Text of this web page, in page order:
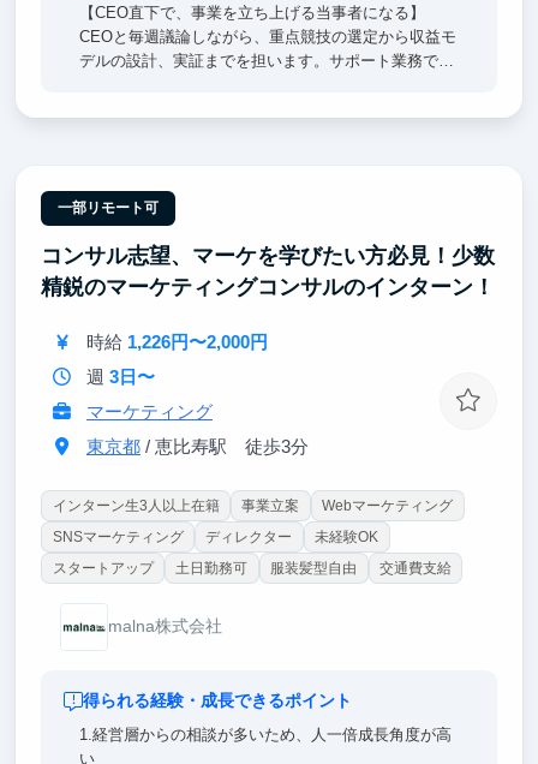
【CEO直下で、事業を立ち上げる当事者になる】
CEOと毎週議論しながら、重点競技の選定から収益モ
デルの設計、実証までを担います。サポート業務では
営業と事業設計を同時に経験できる環境です。
【自分の設計が、約1,500団体の活動基盤になる】
つくった仕組みは、毎年の資金集めに追われてきた学
生団体の構造そのものを変えます。事業のスケールと
一部リモート可
コンサル志望、マーケを学びたい方必見！少数
精鋭のマーケティングコンサルのインターン！
時給 1,226円〜2,000円
週 3日〜
マーケティング
東京都/ 恵比寿駅 徒歩3分
インターン生3人以上在籍 事業立案
Webマーケティング
SNSマーケティング
ディレクター
未経験OK
スタートアップ
土日勤務可 服装髪型自由 交通費支給
malna株式会社
得られる経験・成長できるポイント
1.経営層からの相談が多いため、人一倍成長角度が高
い